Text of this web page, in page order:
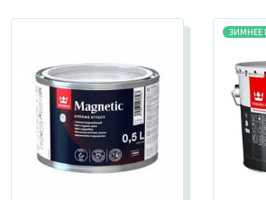
ЗИМНЕЕ